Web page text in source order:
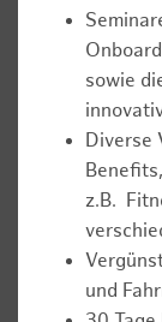
sowie
Diverse
z.B.
und